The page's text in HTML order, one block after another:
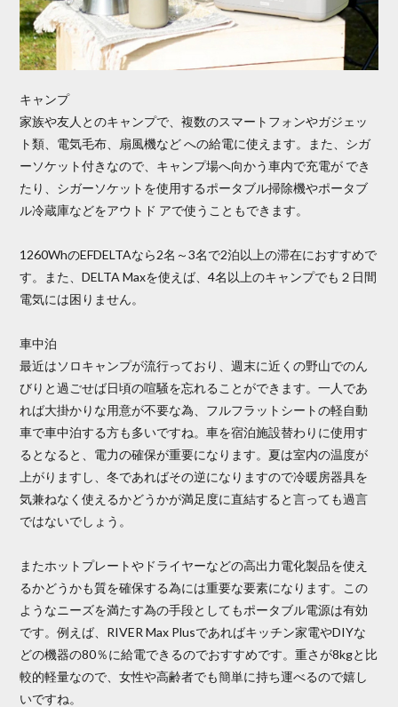
キャンプ
家族や友人とのキャンプで、複数のスマートフォンやガジェッ
ト類、電気毛布、扇風機など への給電に使えます。また、シガ
ーソケット付きなので、キャンプ場へ向かう車内で充電が でき
たり、シガーソケットを使用するポータブル掃除機やポータブ
ル冷蔵庫などをアウトド アで使うこともできます。
1260WhのEFDELTAなら2名～3名で2泊以上の滞在におすすめで
す。また、DELTA Maxを使えば、4名以上のキャンプでも２日間
電気には困りません。
車中泊
最近はソロキャンプが流行っており、週末に近くの野山でのん
びりと過ごせば日頃の喧騒を忘れることができます。一人であ
れば大掛かりな用意が不要な為、フルフラットシートの軽自動
車で車中泊する方も多いですね。車を宿泊施設替わりに使用す
るとなると、電力の確保が重要になります。夏は室内の温度が
上がりますし、冬であればその逆になりますので冷暖房器具を
気兼ねなく使えるかどうかが満足度に直結すると言っても過言
ではないでしょう。
またホットプレートやドライヤーなどの高出力電化製品を使え
るかどうかも質を確保する為には重要な要素になります。この
ようなニーズを満たす為の手段としてもポータブル電源は有効
です。例えば、RIVER Max Plusであればキッチン家電やDIYな
どの機器の80％に給電できるのでおすすめです。重さが8kgと比
較的軽量なので、女性や高齢者でも簡単に持ち運べるので嬉し
いですね。